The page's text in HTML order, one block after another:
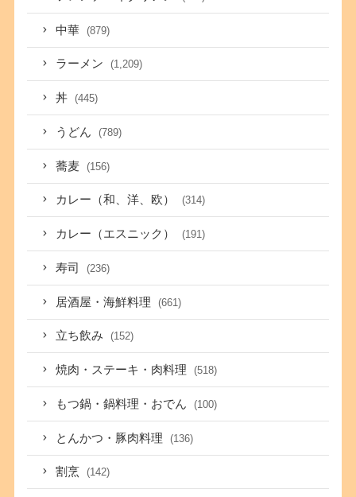
中華 (879)
ラーメン (1,209)
丼 (445)
うどん (789)
蕎麦 (156)
カレー（和、洋、欧） (314)
カレー（エスニック） (191)
寿司 (236)
居酒屋・海鮮料理 (661)
立ち飲み (152)
焼肉・ステーキ・肉料理 (518)
もつ鍋・鍋料理・おでん (100)
とんかつ・豚肉料理 (136)
割烹 (142)